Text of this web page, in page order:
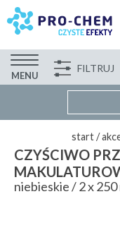
MENU
FILTRUJ
start/
CZYŚCIWO
niebieskie / 2 x 250